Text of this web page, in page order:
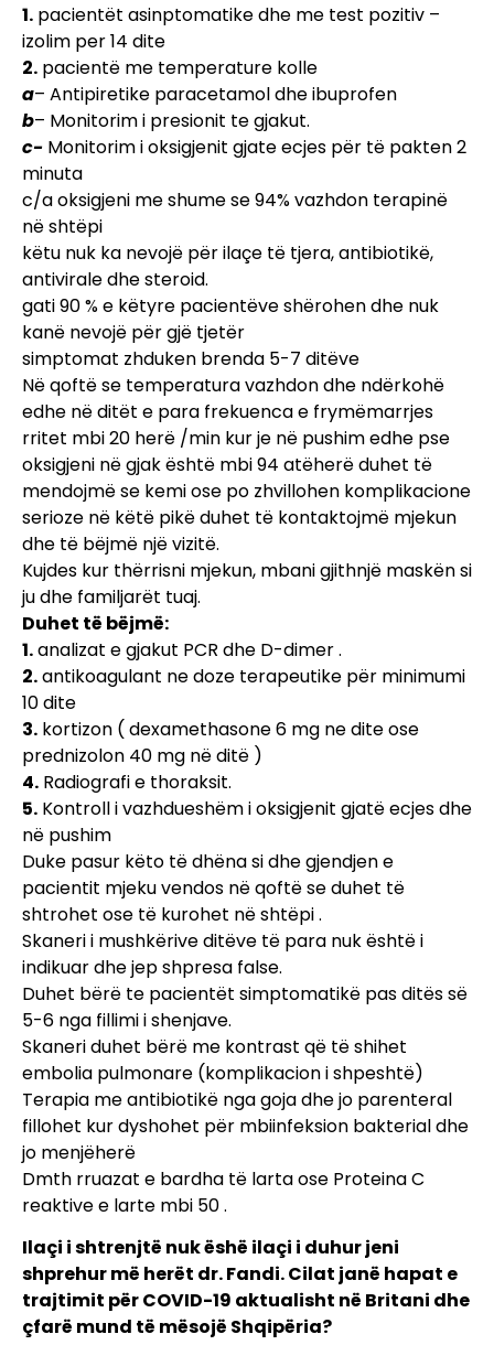
1. pacientët asinptomatike dhe me test pozitiv –
izolim per 14 dite
2. pacientë me temperature kolle
a– Antipiretike paracetamol dhe ibuprofen
b– Monitorim i presionit te gjakut.
c- Monitorim i oksigjenit gjate ecjes për të pakten 2
minuta
c/a oksigjeni me shume se 94% vazhdon terapinë
në shtëpi
këtu nuk ka nevojë për ilaçe të tjera, antibiotikë,
antivirale dhe steroid.
gati 90 % e këtyre pacientëve shërohen dhe nuk
kanë nevojë për gjë tjetër
simptomat zhduken brenda 5-7 ditëve
Në qoftë se temperatura vazhdon dhe ndërkohë
edhe në ditët e para frekuenca e frymëmarrjes
rritet mbi 20 herë /min kur je në pushim edhe pse
oksigjeni në gjak është mbi 94 atëherë duhet të
mendojmë se kemi ose po zhvillohen komplikacione
serioze në këtë pikë duhet të kontaktojmë mjekun
dhe të bëjmë një vizitë.
Kujdes kur thërrisni mjekun, mbani gjithnjë maskën si
ju dhe familjarët tuaj.
Duhet të bëjmë:
1.analizat e gjakut PCR dhe D-dimer .
2.antikoagulant ne doze terapeutike për minimumi
10 dite
3. kortizon ( dexamethasone 6 mg ne dite ose
prednizolon 40 mg në ditë )
4. Radiografi e thoraksit.
5. Kontroll i vazhdueshëm i oksigjenit gjatë ecjes dhe
në pushim
Duke pasur këto të dhëna si dhe gjendjen e
pacientit mjeku vendos në qoftë se duhet të
shtrohet ose të kurohet në shtëpi .
Skaneri i mushkërive ditëve të para nuk është i
indikuar dhe jep shpresa false.
Duhet bërë te pacientët simptomatikë pas ditës së
5-6 nga fillimi i shenjave.
Skaneri duhet bërë me kontrast që të shihet
embolia pulmonare (komplikacion i shpeshtë)
Terapia me antibiotikë nga goja dhe jo parenteral
fillohet kur dyshohet për mbiinfeksion bakterial dhe
jo menjëherë
Dmth rruazat e bardha të larta ose Proteina C
reaktive e larte mbi 50 .
Ilaçi i shtrenjtë nuk ëshë ilaçi i duhur jeni
shprehur më herët dr. Fandi. Cilat janë hapat e
trajtimit për COVID-19 aktualisht në Britani dhe
çfarë mund të mësojë Shqipëria?